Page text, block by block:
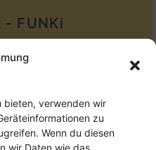
bieten, verwenden wir
zu
Wenn du diesen
wir Daten wie das
FUNKi
- Easthouse